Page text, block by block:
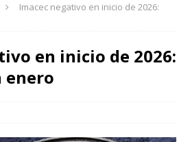
Imacec negativo en inicio de 2026:
en inicio de 2026:
enero